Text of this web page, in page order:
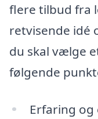
flere tilbud fra
retvisende idé
du skal vælge
følgende
Erfaring